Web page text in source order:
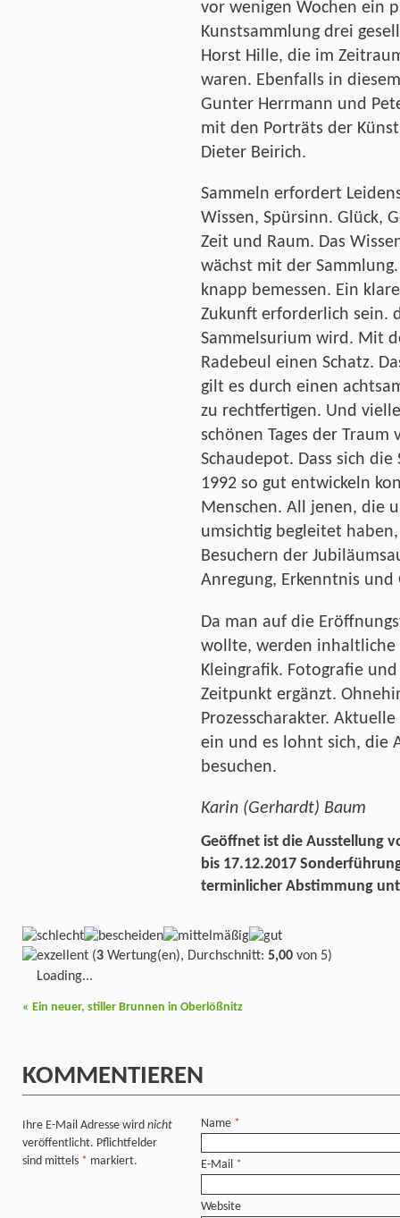
vor wenigen Wochen ein
Kunstsammlung drei
Horst Hille, die im
waren. Ebenfalls in
Gunter Herrmann und
mit den Porträts der
Dieter Beirich.
Sammeln erfordert
Wissen, Spürsinn. Glück,
Zeit und Raum. Das
wächst mit der
knapp bemessen. Ein
Zukunft erforderlich sein.
Sammelsurium wird. Mit
Radebeul einen Schatz.
gilt es durch einen
zu rechtfertigen. Und
schönen Tages der
Schaudepot. Dass sich
1992 so gut entwickeln
Menschen. All jenen, die
umsichtig begleitet
Besuchern der
Anregung, Erkenntnis und
Da man auf die
wollte, werden inhaltliche
Kleingrafik. Fotografie
Zeitpunkt ergänzt.
Prozesscharakter.
ein und es lohnt sich, die
besuchen.
Karin (Gerhardt) Baum
Geöffnet ist die Ausstellung
bis 17.12.2017
terminlicher Abstimmung
(3 Wertung(en), Durchschnitt: 5,00 von 5)
Loading...
« Ein neuer, stiller Brunnen in Oberlößnitz
KOMMENTIEREN
Ihre E-Mail Adresse wird nicht
veröffentlicht. Pflichtfelder
sind mittels * markiert.
Name *
E-Mail *
Website